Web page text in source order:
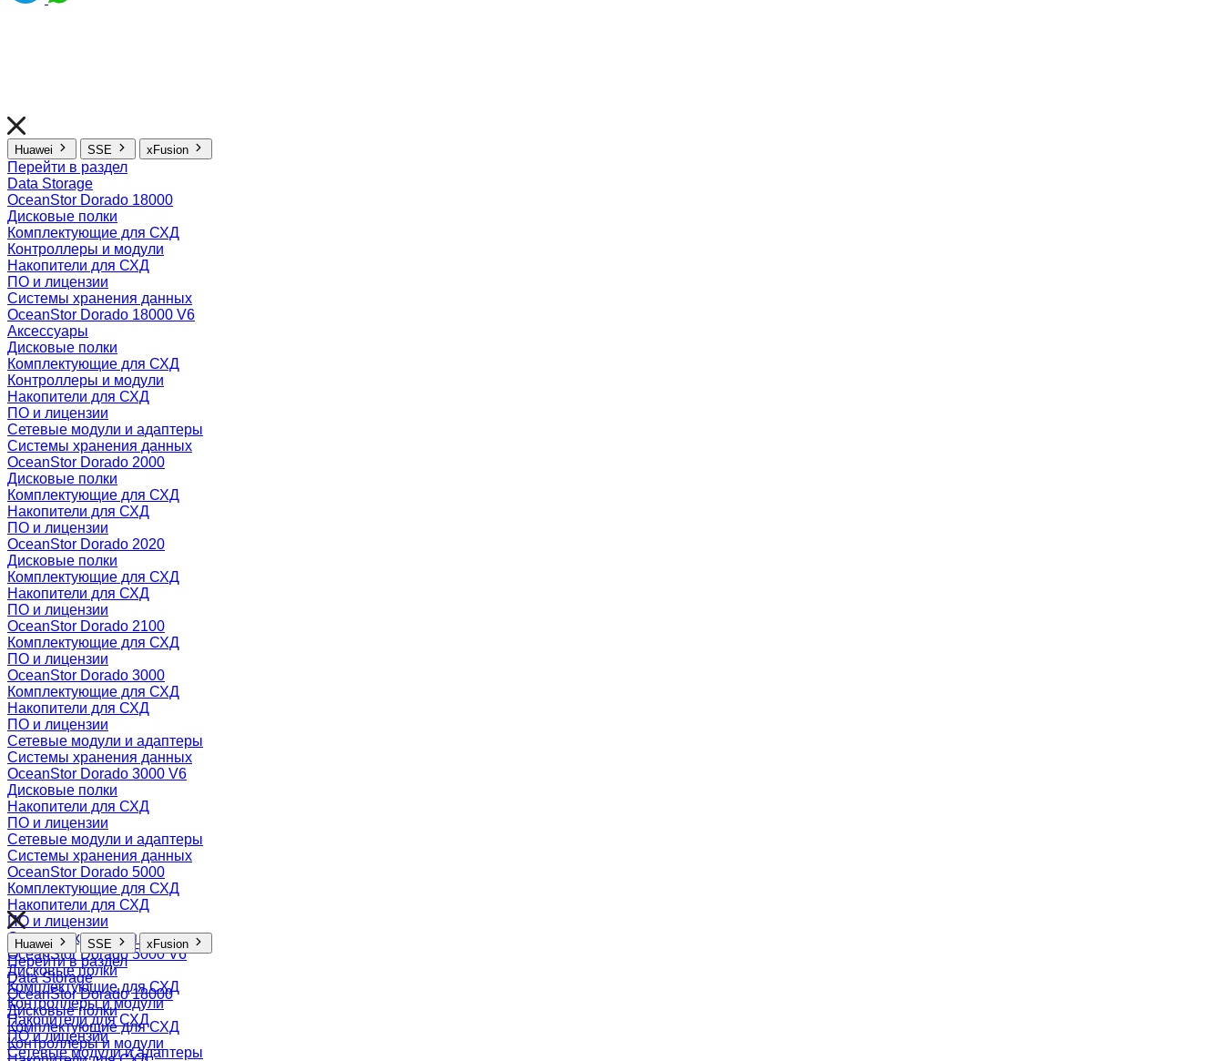
Huawei SSE xFusion
Перейти в раздел
Data Storage
OceanStor Dorado 18000
Дисковые полки
Комплектующие для СХД
Контроллеры и модули
Накопители для СХД
ПО и лицензии
Системы хранения данных
OceanStor Dorado 18000 V6
Аксессуары
Дисковые полки
Комплектующие для СХД
Контроллеры и модули
Накопители для СХД
ПО и лицензии
Сетевые модули и адаптеры
Системы хранения данных
OceanStor Dorado 2000
Дисковые полки
Комплектующие для СХД
Накопители для СХД
ПО и лицензии
OceanStor Dorado 2020
Дисковые полки
Комплектующие для СХД
Накопители для СХД
ПО и лицензии
OceanStor Dorado 2100
Комплектующие для СХД
ПО и лицензии
OceanStor Dorado 3000
Комплектующие для СХД
Накопители для СХД
ПО и лицензии
Сетевые модули и адаптеры
Системы хранения данных
OceanStor Dorado 3000 V6
Дисковые полки
Накопители для СХД
ПО и лицензии
Сетевые модули и адаптеры
Системы хранения данных
OceanStor Dorado 5000
Комплектующие для СХД
Накопители для СХД
ПО и лицензии
Системы хранения данных
OceanStor Dorado 5000 V6
Дисковые полки
Комплектующие для СХД
Контроллеры и модули
Накопители для СХД
ПО и лицензии
Сетевые модули и адаптеры
Huawei SSE xFusion
Перейти в раздел
Data Storage
OceanStor Dorado 18000
Дисковые полки
Комплектующие для СХД
Контроллеры и модули